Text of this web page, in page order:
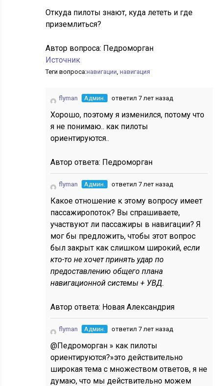
Откуда пилоты знают, куда лететь и где
приземлиться?
Автор вопроса: Педроморган
Источник
Теги вопроса:навигации,навигация
flyman Админ. ответил 7 лет назад
Хорошо, поэтому я изменился, потому что
я не понимаю.. как пилоты
ориентируются..
Автор ответа: Педроморган
flyman Админ. ответил 7 лет назад
Какое отношение к этому вопросу имеет
пассажиропоток? Вы спрашиваете,
участвуют ли пассажиры в навигации? Я
мог бы предложить, чтобы этот вопрос
был закрыт как слишком широкий,если
кто-то не хочет принять удар по
предоставлению общего плана
навигационной системы + УВД.
Автор ответа: Новая Александрия
flyman Админ. ответил 7 лет назад
@Педроморган » как пилоты
ориентируются?»это действительно
широкая тема с множеством ответов, я не
думаю, что мы действительно можем